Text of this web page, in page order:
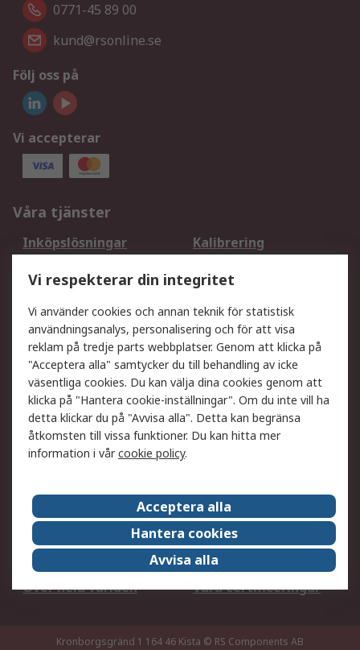
0771-45 89 00
kund@rsonline.se
Följ oss på
Vi accepterar
Våra tjänster
Inköpslösningar
Kalibrering
DesignSpark
Teknisk Support
Ditt lokala säljteam
Exportlösningar
Support
Få hjälp
Retur av varor
Leverans
Spåra din order
Begär en fakturakopi
Fördelar med RS-konto
Betalningsalternativ
Om RS
Försäljningsvillkor
Det juridiska
Press Centre
Jobba hos RS
ESG
Över hela världen
Våra certificeringar
Kronborgsgränd 1 164 46 Kista © RS Components AB
Vi respekterar din integritet
Vi använder cookies och annan teknik för statistisk
användningsanalys, personalisering och för att visa
reklam på tredje parts webbplatser. Genom att klicka på
"Acceptera alla" samtycker du till behandling av icke
väsentliga cookies. Du kan välja dina cookies genom att
klicka på "Hantera cookie-inställningar". Om du inte vill ha
detta klickar du på "Avvisa alla". Detta kan begränsa
åtkomsten till vissa funktioner. Du kan hitta mer
information i vårcookie policy.
Acceptera alla
Hantera cookies
Avvisa alla